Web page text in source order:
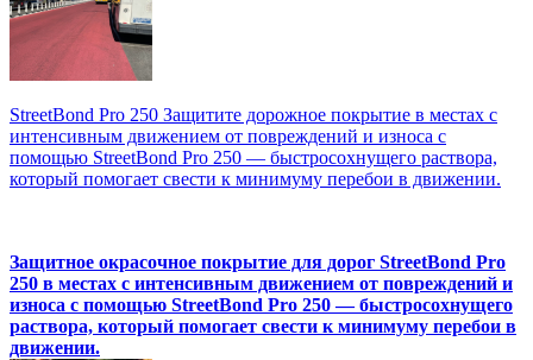
StreetBond Pro 250 Защитите дорожное покрытие в местах с
интенсивным движением от повреждений и износа с
помощью StreetBond Pro 250 — быстросохнущего раствора,
который помогает свести к минимуму перебои в движении.
Защитное окрасочное покрытие для дорог StreetBond Pro
250 в местах с интенсивным движением от повреждений и
износа с помощью StreetBond Pro 250 — быстросохнущего
раствора, который помогает свести к минимуму перебои в
движении.